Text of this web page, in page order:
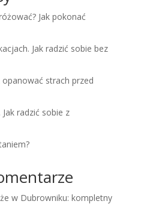
Jak pokonać
Jak radzić sobie bez
strach przed
radzić sobie z
w Dubrowniku: kompletny